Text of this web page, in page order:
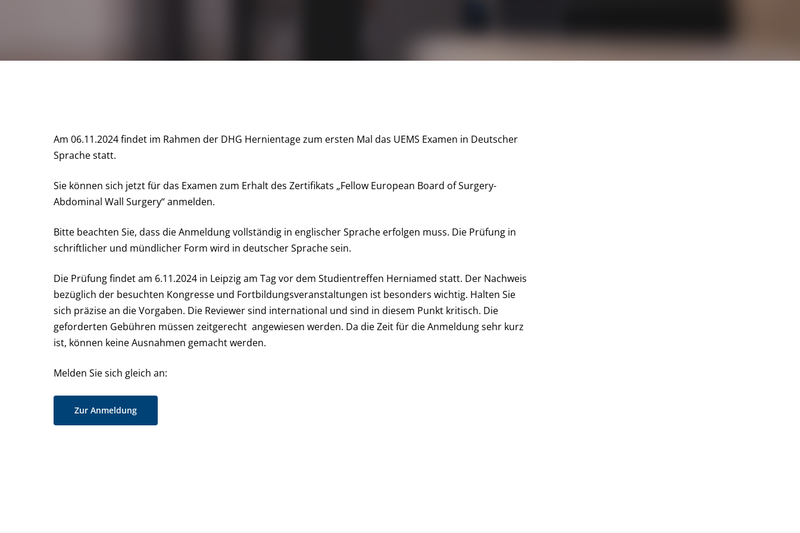
Am 06.11.2024 findet im Rahmen der DHG Hernientage zum ersten Mal das UEMS Examen in Deutscher
Sprache statt.
Sie können sich jetzt für das Examen zum Erhalt des Zertifikats „Fellow European Board of Surgery-
Abdominal Wall Surgery“ anmelden.
Bitte beachten Sie, dass die Anmeldung vollständig in englischer Sprache erfolgen muss. Die Prüfung in
schriftlicher und mündlicher Form wird in deutscher Sprache sein.
Die Prüfung findet am 6.11.2024 in Leipzig am Tag vor dem Studientreffen Herniamed statt. Der Nachweis
bezüglich der besuchten Kongresse und Fortbildungsveranstaltungen ist besonders wichtig. Halten Sie
sich präzise an die Vorgaben. Die Reviewer sind international und sind in diesem Punkt kritisch. Die
geforderten Gebühren müssen zeitgerecht angewiesen werden. Da die Zeit für die Anmeldung sehr kurz
ist, können keine Ausnahmen gemacht werden.
Melden Sie sich gleich an:
Zur Anmeldung